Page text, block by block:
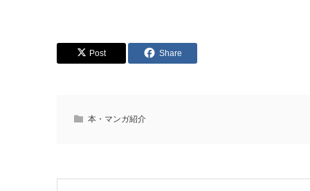
Post Share
本・マンガ紹介